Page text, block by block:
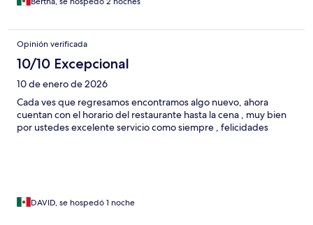
Opinión verificada
10/10 Excepcional
10 de enero de 2026
Cada ves que regresamos encontramos algo nuevo, ahora
cuentan con el horario del restaurante hasta la cena , muy bien
por ustedes excelente servicio como siempre , felicidades
DAVID, se hospedó 1 noche